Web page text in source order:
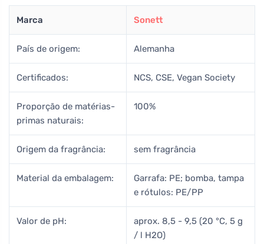
Marca Sonett
País de origem: Alemanha
Certificados: NCS, CSE, Vegan Society
Proporção de matérias-
primas naturais:
100%
Origem da fragrância: sem fragrância
Material da embalagem:
Garrafa: PE; bomba, tampa
e rótulos: PE/PP
Valor de pH:
aprox. 8,5 - 9,5 (20 °C, 5 g
/ l H2O)